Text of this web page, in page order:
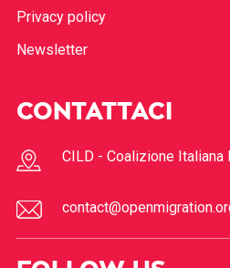
Privacy policy
Newsletter
CONTATTACI
CILD - Coalizione